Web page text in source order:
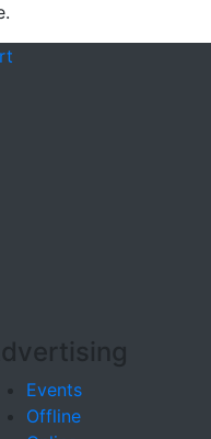
Events
Offline